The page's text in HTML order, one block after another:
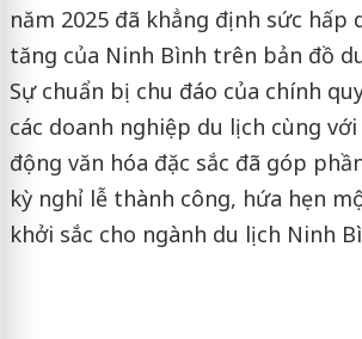
năm 2025 đã khẳng định sức hấp
tăng của Ninh Bình trên bản đồ
Sự chuẩn bị chu đáo của chính
các doanh nghiệp du lịch cùng
động văn hóa đặc sắc đã góp
kỳ nghỉ lễ thành công, hứa hẹn
khởi sắc cho ngành du lịch Ninh